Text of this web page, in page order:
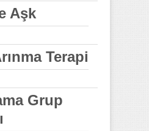
Aşk
Terapi
Grup